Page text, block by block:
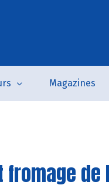
Magazines
de